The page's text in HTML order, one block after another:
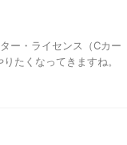
ー・ライセンス（Cカー
たくなってきますね。